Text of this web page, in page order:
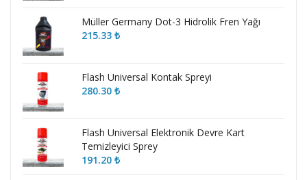
Müller Germany Dot-3 Hidrolik Fren Yağı
215.33₺
Flash Universal Kontak Spreyi
280.30₺
Flash Universal Elektronik Devre Kart
Temizleyici Sprey
191.20₺